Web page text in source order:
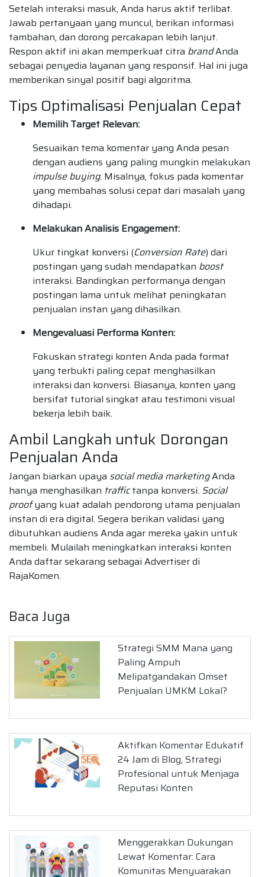
Setelah interaksi masuk, Anda harus aktif terlibat.
Jawab pertanyaan yang muncul, berikan informasi
tambahan, dan dorong percakapan lebih lanjut.
Respon aktif ini akan memperkuat citra brandAnda
sebagai penyedia layanan yang responsif. Hal ini juga
memberikan sinyal positif bagi algoritma.
Tips Optimalisasi Penjualan Cepat
Memilih Target Relevan:
Sesuaikan tema komentar yang Anda pesan
dengan audiens yang paling mungkin melakukan
impulse buying. Misalnya, fokus pada komentar
yang membahas solusi cepat dari masalah yang
dihadapi.
Melakukan Analisis Engagement:
Ukur tingkat konversi (Conversion Rate) dari
postingan yang sudah mendapatkan boost
interaksi. Bandingkan performanya dengan
postingan lama untuk melihat peningkatan
penjualan instan yang dihasilkan.
Mengevaluasi Performa Konten:
Fokuskan strategi konten Anda pada format
yang terbukti paling cepat menghasilkan
interaksi dan konversi. Biasanya, konten yang
bersifat tutorial singkat atau testimoni visual
bekerja lebih baik.
Ambil Langkah untuk Dorongan
Penjualan Anda
Jangan biarkan upaya social media marketingAnda
hanya menghasilkan traffictanpa konversi. Social
proofyang kuat adalah pendorong utama penjualan
instan di era digital. Segera berikan validasi yang
dibutuhkan audiens Anda agar mereka yakin untuk
membeli. Mulailah meningkatkan interaksi konten
Anda daftar sekarang sebagai Advertiser di
RajaKomen.
Baca Juga
Strategi SMM Mana yang
Paling Ampuh
Melipatgandakan Omset
Penjualan UMKM Lokal?
Aktifkan Komentar Edukatif
24 Jam di Blog, Strategi
Profesional untuk Menjaga
Reputasi Konten
Menggerakkan Dukungan
Lewat Komentar: Cara
Komunitas Menyuarakan